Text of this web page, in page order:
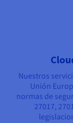
Nuestros
Unión
normas de
27017,